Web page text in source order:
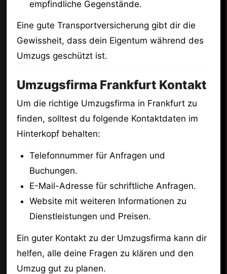
empfindliche Gegenstände.
Eine gute Transportversicherung gibt dir die
Gewissheit, dass dein Eigentum während des
Umzugs geschützt ist.
Umzugsfirma Frankfurt Kontakt
Um die richtige Umzugsfirma in Frankfurt zu
finden, solltest du folgende Kontaktdaten im
Hinterkopf behalten:
Telefonnummer für Anfragen und
Buchungen.
E-Mail-Adresse für schriftliche Anfragen.
Website mit weiteren Informationen zu
Dienstleistungen und Preisen.
Ein guter Kontakt zu der Umzugsfirma kann dir
helfen, alle deine Fragen zu klären und den
Umzug gut zu planen.